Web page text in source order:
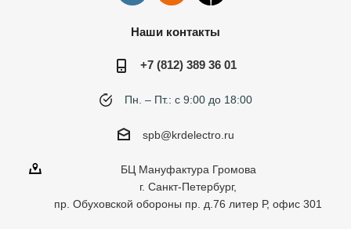
Наши контакты
+7 (812) 389 36 01
Пн. – Пт.: с 9:00 до 18:00
spb@krdelectro.ru
БЦ Мануфактура Громова
г. Санкт-Петербург,
пр. Обуховской обороны пр. д.76 литер Р, офис 301